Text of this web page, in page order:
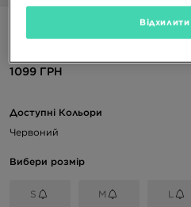
JORDAN ФУТБОЛКА M J
1099 ГРН
Доступні Кольори
Червоний
Вибери розмір
S M L
Відхилити